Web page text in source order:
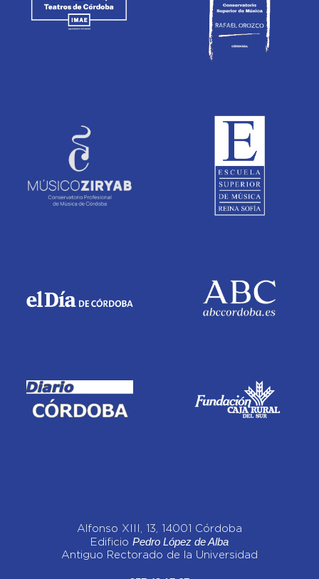
Alfonso XIII, 13, 14001 Córdoba
Edificio Pedro López de Alba
Antiguo Rectorado de la Universidad